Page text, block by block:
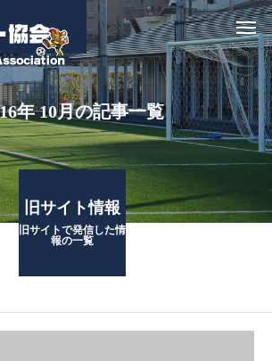
年 10月の記事一覧
旧サイト情報
旧サイトで発信した情
報の一覧